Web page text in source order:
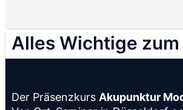
Alles Wichtige zum
Der Präsenzkurs Akupunktur